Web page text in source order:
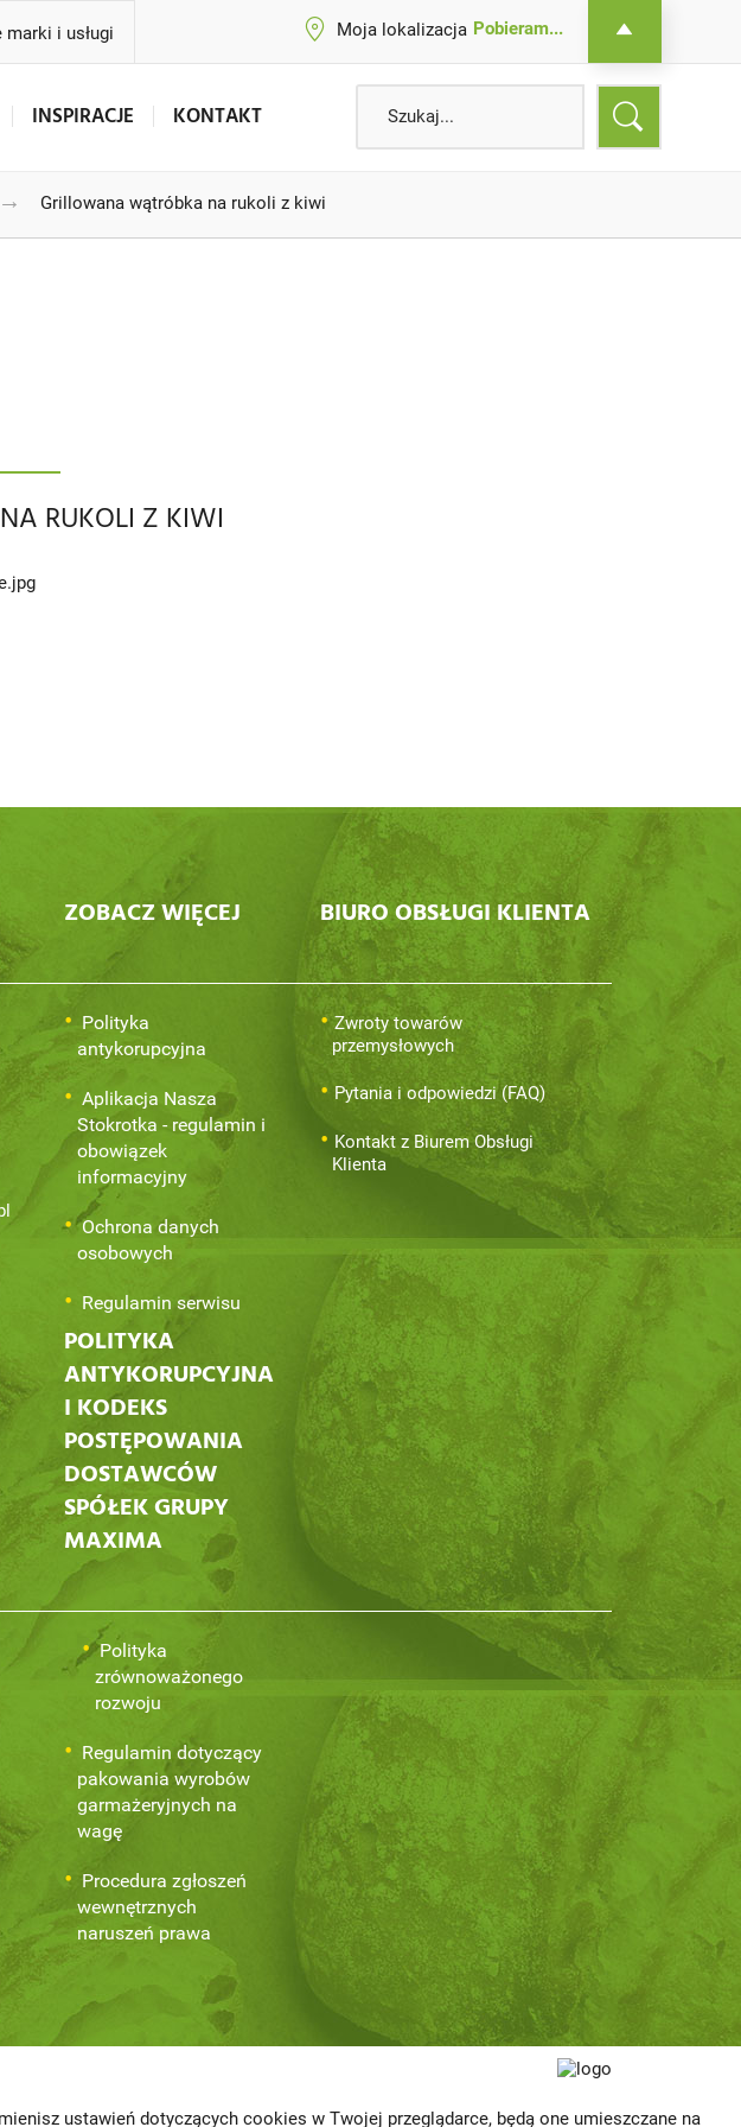
marki i usługi Moja lokalizacja Pobieram...
INSPIRACJE KONTAKT
→ Grillowana wątróbka na rukoli z kiwi
RUKOLI Z KIWI
ZOBACZ WIĘCEJ
Polityka
antykorupcyjna
Aplikacja Nasza
Stokrotka - regulamin i
obowiązek
informacyjny
Ochrona danych
osobowych
Regulamin serwisu
POLITYKA
ANTYKORUPCYJNA
I KODEKS
POSTĘPOWANIA
DOSTAWCÓW
SPÓŁEK GRUPY
MAXIMA
Polityka
zrównoważonego
rozwoju
Regulamin dotyczący
pakowania wyrobów
garmażeryjnych na
wagę
Procedura zgłoszeń
wewnętrznych
naruszeń prawa
BIURO OBSŁUGI KLIENTA
Zwroty towarów
przemysłowych
Pytania i odpowiedzi (FAQ)
Kontakt z Biurem Obsługi
Klienta
ustawień dotyczących cookies w Twojej przeglądarce, będą one umieszczane na